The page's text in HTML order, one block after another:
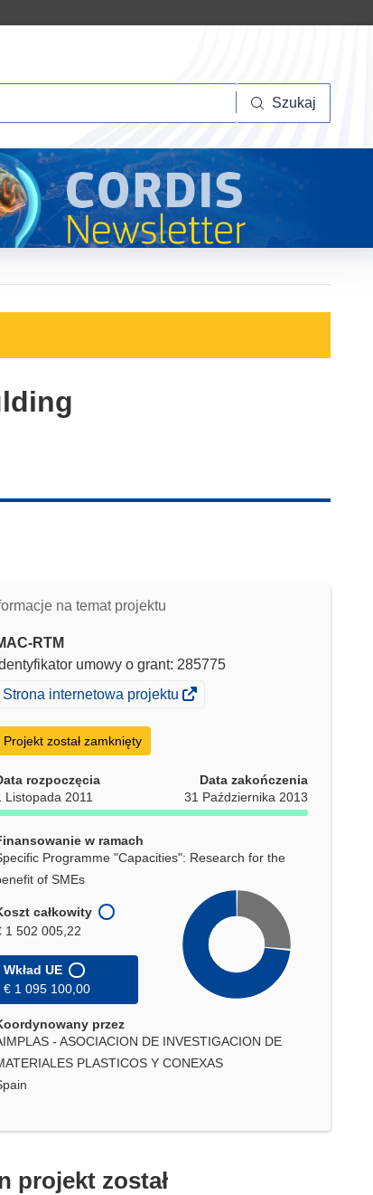
Szukaj
na temat projektu
RTM
umowy o grant: 285775
(odnośnik
się
w
nowym
oknie)
Strona internetowa projektu
Projekt został zamknięty
rozpoczęcia
Listopada 2011
Data zakończenia
31 Października 2013
w ramach
Programme "Capacities": Research for the
of SMEs
całkowity
1 502 005,22
Wkład UE
€ 1 095 100,00
przez
- ASOCIACION DE INVESTIGACION DE
PLASTICOS Y CONEXAS
projekt został